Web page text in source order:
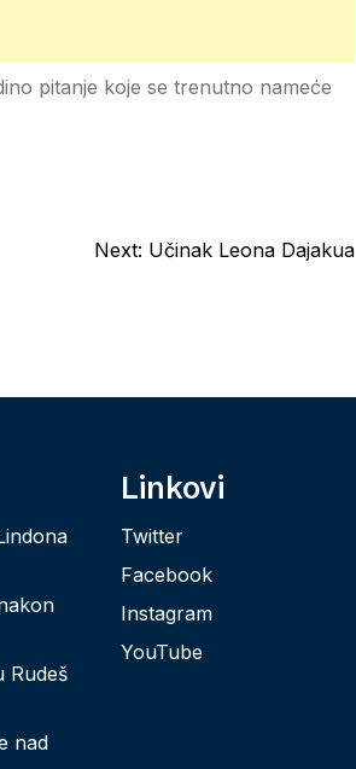
pitanje koje se trenutno nameće
Next: Učinak Leona Dajakua
Rudeš
nad
Linkovi
Twitter
Facebook
Instagram
YouTube